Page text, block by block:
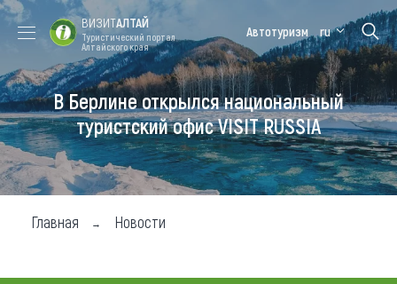
Форум VISIT
ALTAI
Цветение
маральника
Медицинский
форум
Алтайская
зимовка
Туры
Где побывать
Чем заняться
Где остановиться
ВИЗИТАЛТАЙ
Туристический портал
Алтайского края
Автотуризм ru
В Берлине открылся национальный
туристский офис VISIT RUSSIA
Главная Новости